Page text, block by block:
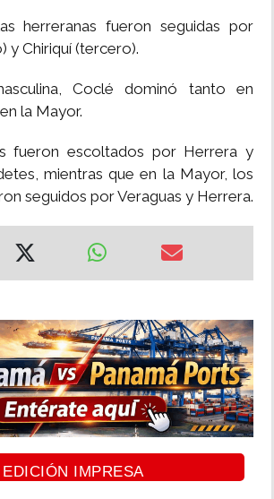
herreranas fueron seguidas por
y Chiriquí (tercero).
Coclé dominó tanto en
la Mayor.
fueron escoltados por Herrera y
mientras que en la Mayor, los
seguidos por Veraguas y Herrera.
EDICIÓN IMPRESA